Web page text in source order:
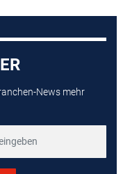
News mehr